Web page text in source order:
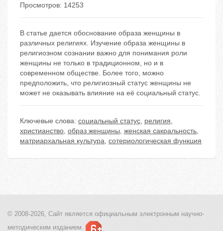
Просмотров: 14253
В статье дается обоснование образа женщины в
различных религиях. Изучение образа женщины в
религиозном сознании важно для понимания роли
женщины не только в традиционном, но и в
современном обществе. Более того, можно
предположить, что религиозный статус женщины не
может не оказывать влияние на её социальный статус.
Ключевые слова: социальный статус, религия,
христианство, образ женщины, женская сакральность,
матриархальная культура, сотериологическая функция
© 2008-2026, Сайт является официальным электронным научно-
методическим изданием.